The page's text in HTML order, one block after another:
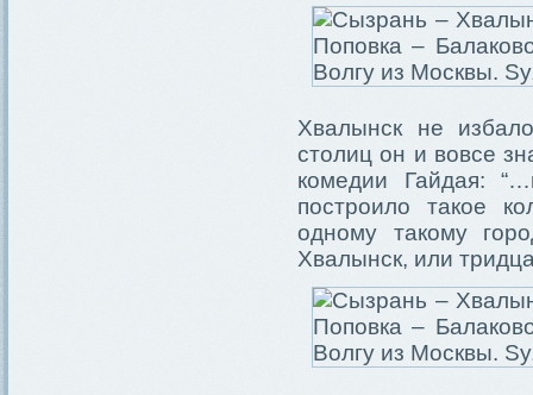
Хвалынск не
столиц он и вовсе
комедии Гайдая:
построило такое
одному такому
Хвалынск, или